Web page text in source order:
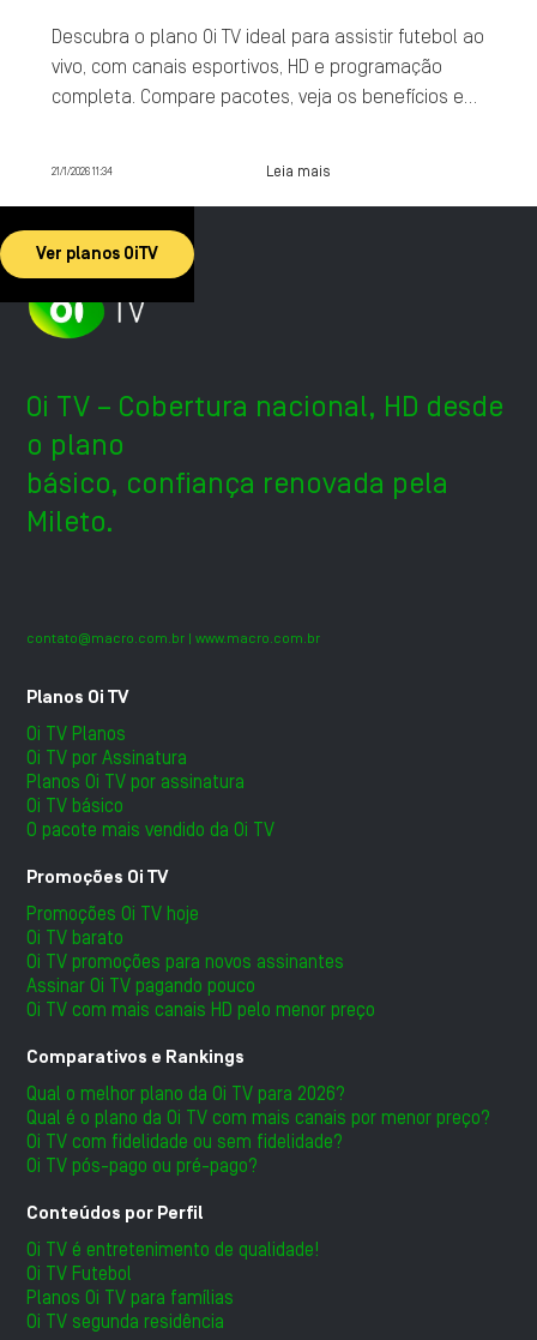
Descubra o plano Oi TV ideal para assistir futebol ao
vivo, com canais esportivos, HD e programação
completa. Compare pacotes, veja os benefícios e
21/1/2026 11:34 Leia mais
Ver planos OiTV
Oi TV – Cobertura nacional, HD desde
o plano
básico, confiança renovada pela
Mileto.
contato@macro.com.br | www.macro.com.br
Planos Oi TV
Oi TV Planos
Oi TV por Assinatura
Planos Oi TV por assinatura
Oi TV básico
O pacote mais vendido da Oi TV
Promoções Oi TV
Promoções Oi TV hoje
Oi TV barato
Oi TV promoções para novos assinantes
Assinar Oi TV pagando pouco
Oi TV com mais canais HD pelo menor preço
Comparativos e Rankings
Qual o melhor plano da Oi TV para 2026?
Qual é o plano da Oi TV com mais canais por menor preço?
Oi TV com fidelidade ou sem fidelidade?
Oi TV pós-pago ou pré-pago?
Conteúdos por Perfil
Oi TV é entretenimento de qualidade!
Oi TV Futebol
Planos Oi TV para famílias
Oi TV segunda residência